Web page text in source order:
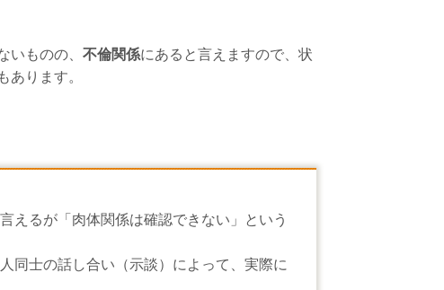
いものの、 不倫関係にあると言えますので、状
あります。
えるが「肉体関係は確認できない」という
同士の話し合い（示談）によって、実際に